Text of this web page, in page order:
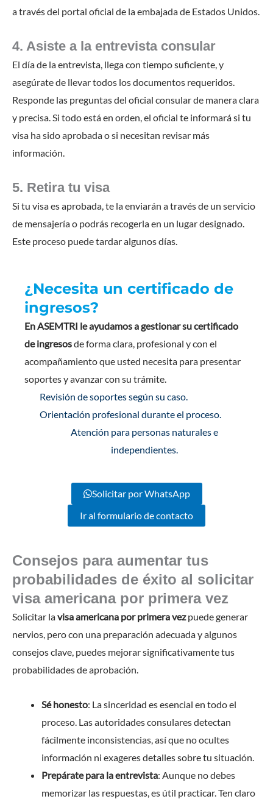
a través del portal oficial de la embajada de Estados Unidos.
4. Asiste a la entrevista consular
El día de la entrevista, llega con tiempo suficiente, y
asegúrate de llevar todos los documentos requeridos.
Responde las preguntas del oficial consular de manera clara
y precisa. Si todo está en orden, el oficial te informará si tu
visa ha sido aprobada o si necesitan revisar más
información.
5. Retira tu visa
Si tu visa es aprobada, te la enviarán a través de un servicio
de mensajería o podrás recogerla en un lugar designado.
Este proceso puede tardar algunos días.
¿Necesita un certificado de
ingresos?
En ASEMTRI le ayudamos a gestionar su certificado
de ingresosde forma clara, profesional y con el
acompañamiento que usted necesita para presentar
soportes y avanzar con su trámite.
Revisión de soportes según su caso.
Orientación profesional durante el proceso.
Atención para personas naturales e
independientes.
Solicitar por WhatsApp
Ir al formulario de contacto
Consejos para aumentar tus
probabilidades de éxito al solicitar
visa americana por primera vez
Solicitar lavisa americana por primera vezpuede generar
nervios, pero con una preparación adecuada y algunos
consejos clave, puedes mejorar significativamente tus
probabilidades de aprobación.
Sé honesto: La sinceridad es esencial en todo el
proceso. Las autoridades consulares detectan
fácilmente inconsistencias, así que no ocultes
información ni exageres detalles sobre tu situación.
Prepárate para la entrevista: Aunque no debes
memorizar las respuestas, es útil practicar. Ten claro